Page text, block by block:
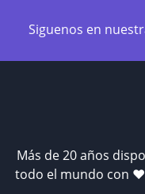
Siguenos en
Más de 20 años
todo el mundo con